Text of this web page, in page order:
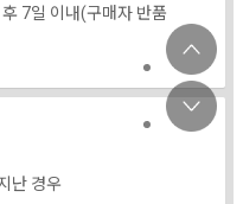
7일 이내(구매자 반품
난 경우